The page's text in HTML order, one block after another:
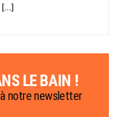
[...]
LE BAIN !
notre newsletter